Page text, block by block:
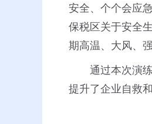
安全、个个会应
保税区关于安全
期高温、大风、
通过本次演
提升了企业自救